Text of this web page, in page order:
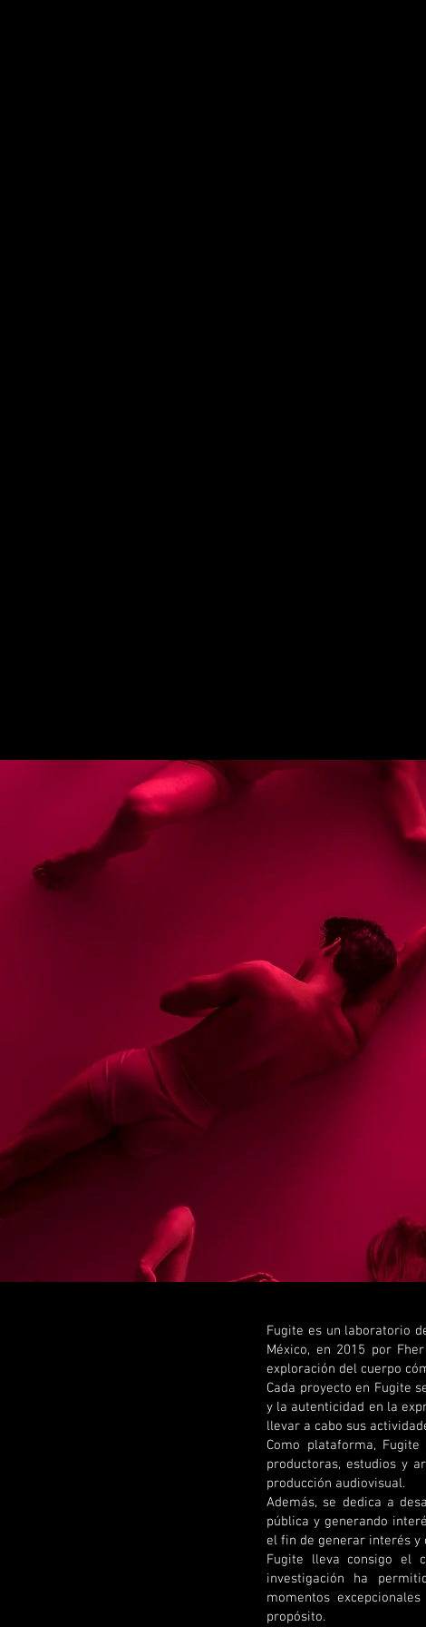
Fugite es un laboratorio
México, en 2015 por
exploración del cuerpo
Cada proyecto en Fugite
y la autenticidad en la
llevar a cabo sus
Como plataforma,
productoras, estudios y
producción audiovisual.
Además, se dedica a
pública y generando
el fin de generar interés y
Fugite lleva consigo el
investigación ha
momentos
propósito.